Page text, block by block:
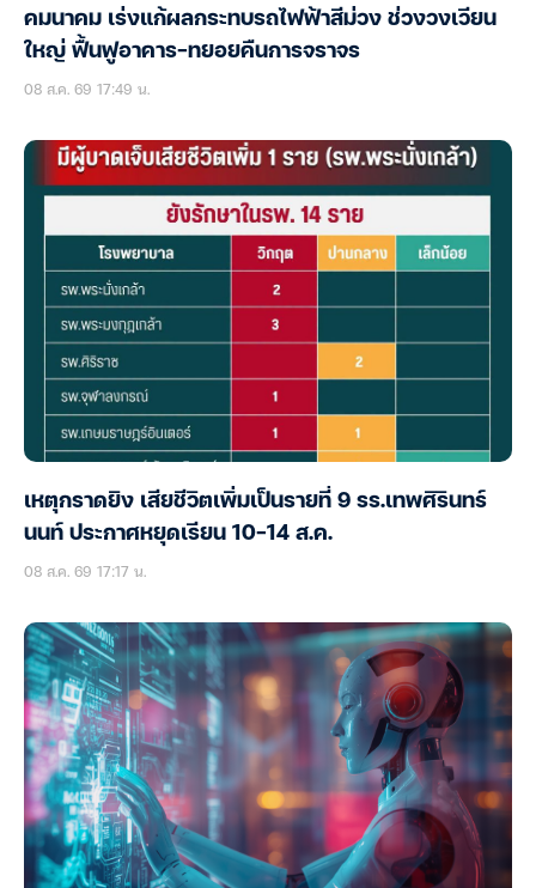
คมนาคม เร่งแก้ผลกระทบรถไฟฟ้าสีม่วง ช่วงวงเวียน
ใหญ่ ฟื้นฟูอาคาร-ทยอยคืนการจราจร
08 ส.ค. 69 17:49 น.
เหตุกราดยิง เสียชีวิตเพิ่มเป็นรายที่ 9 รร.เทพศิรินทร์
นนท์ ประกาศหยุดเรียน 10-14 ส.ค.
08 ส.ค. 69 17:17 น.